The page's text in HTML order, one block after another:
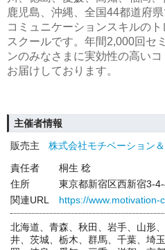
鹿児島、沖縄、全国44都道府
コミュニケーションスキルの
スクールです。年間2,000回セ
ンのみなさまに実効性の高い
お届けしております。
主催者情報
販売主
株式会社モチベーション
責任者
桐生 稔
住所
東京都新宿区西新宿3-
関連URL
https://www.motivation-
北海道、青森、秋田、岩手、山形
井、茨城、栃木、群馬、千葉、埼